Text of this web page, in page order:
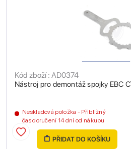
Nástroj pro demontáž spojky EBC
Kód zboží : AD0374
Neskladová položka - Přibližný
čas doručení 14 dní od nákupu
PŘIDAT DO KOŠÍKU